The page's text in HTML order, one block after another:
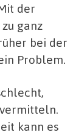
der
ganz
bei der
Problem.
kann es